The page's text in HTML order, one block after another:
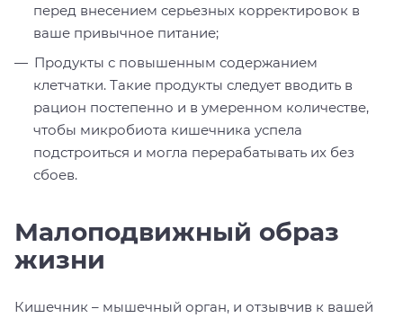
перед внесением серьезных корректировок в
ваше привычное питание;
Продукты с повышенным содержанием
клетчатки. Такие продукты следует вводить в
рацион постепенно и в умеренном количестве,
чтобы микробиота кишечника успела
подстроиться и могла перерабатывать их без
сбоев.
Малоподвижный образ
жизни
Кишечник – мышечный орган, и отзывчив к вашей